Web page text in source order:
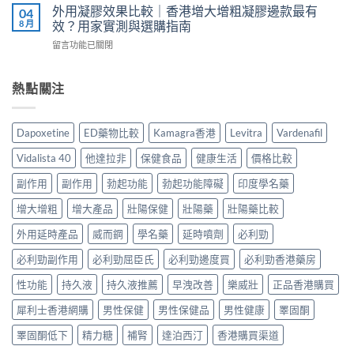
心
得
與
建
議〉
港
用
必
法
完
整
教
學〉
安
全
嗎？
香
家
服
用
經
驗
安
全
購
買
指
南〉
中
40
犀
利
士
香
家
真
服
報
告
與
正
貨
購
買
南〉
中
04
8 月
外用凝膠效果比較｜香港增大增粗凝膠邊款最有
效？用家實測與選購指南
在
凝
膠
果
比
較
｜
香
港
增
大
增
粗
凝
膠
款
最
有
效？
留言功能已關閉
熱點關注
Dapoxetine ED藥物比較 Kamagra香港 Levitra
Vardenafil
Vidalista 40
他達拉非 保健食品 健康生活
價格比較
副作用
副作用 勃起功能 勃起功能障礙
印度學名藥
增大增粗
增大產品 壯陽保健 壯陽藥
壯陽藥比較
外用延時產品
威而鋼 學名藥 延時噴劑
必利勁
必利勁副作用
必利勁屈臣氏 必利勁邊度買
必利勁香港藥房
性功能
持久液 持久液推薦 早洩改善 樂威壯
正品香港購買
犀利士香港網購
男性保健 男性保健品 男性健康
睪固酮
睪固酮低下
精力糖 補腎 達泊西汀 香港購買渠道